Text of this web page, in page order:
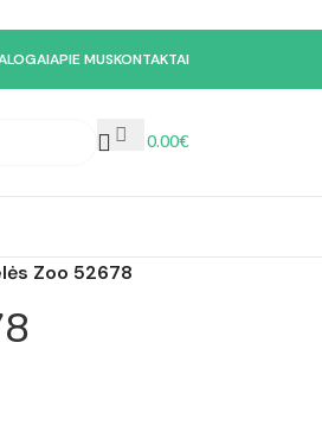
APIE MUSKONTAKTAI
0.00€
Zoo 52678